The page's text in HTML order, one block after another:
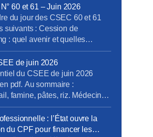
structurée autour de grandes
comme la cybersécurité, la
», la RSE, le
compétences […]
60 et 61 – Juin 2026
du jour des CSEC 60 et 61
suivants : Cession de
: quel avenir et quelles
salariés ? Orange Gardens –
du site, quels impacts
? Plan de départs à
de juin 2026
du CSEE de juin 2026
pdf. Au sommaire :
famine, pâtes, riz. Médecins :
! Le travail c’est la santé.
du combattant Marseille,
Prochain CSEE pour vos
: l’État ouvre la
du CPF pour financer les